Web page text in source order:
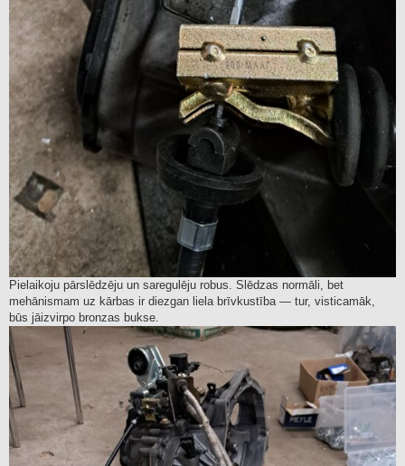
Pielaikoju pārslēdzēju un saregulēju robus. Slēdzas normāli, bet
mehānismam uz kārbas ir diezgan liela brīvkustība — tur, visticamāk,
būs jāizvirpo bronzas bukse.